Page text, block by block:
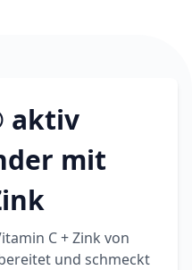
aktiv
mit
C + Zink von
und schmeckt